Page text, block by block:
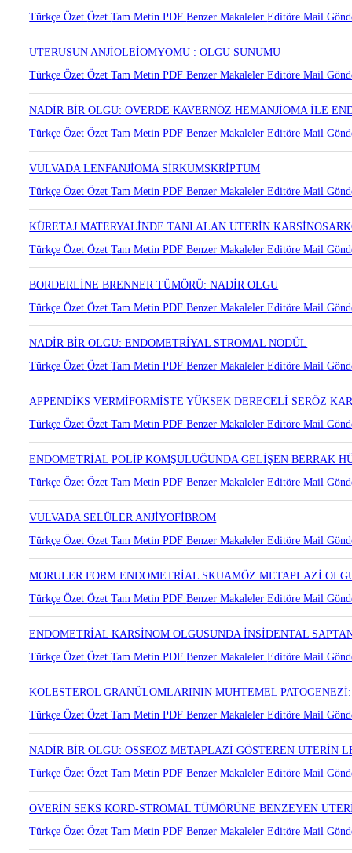
SERVİKSTE KAVERNÖZ HEMANJİOM
Türkçe ÖzetÖzetTam MetinPDFBenzer MakalelerEditöre Mail
UTERUSUN ANJİOLEİOMYOMU : OLGU SUNUMU
Türkçe ÖzetÖzetTam MetinPDFBenzer MakalelerEditöre Mail
NADİR BİR OLGU: OVERDE KAVERNÖZ HEMANJİOMA İLE
Türkçe ÖzetÖzetTam MetinPDFBenzer Makaleler
VULVADA LENFANJİOMA SİRKUMSKRİPTUM
Türkçe ÖzetÖzetTam MetinPDFBenzer MakalelerEditöre Mail
KÜRETAJ MATERYALİNDE TANI ALAN UTERİN
Türkçe ÖzetÖzetTam MetinPDFBenzer MakalelerEditöre Mail
BORDERLİNE BRENNER TÜMÖRÜ: NADİR OLGU
Türkçe ÖzetÖzetTam MetinPDFBenzer MakalelerEditöre Mail
NADİR BİR OLGU: ENDOMETRİYAL STROMAL NODÜL
Türkçe ÖzetÖzetTam MetinPDFBenzer MakalelerEditöre Mail
APPENDİKS VERMİFORMİSTE YÜKSEK DERECELİ SERÖZ
Türkçe ÖzetÖzetTam MetinPDFBenzer MakalelerEditöre Mail
ENDOMETRİAL POLİP KOMŞULUĞUNDA GELİŞEN BERRAK
Türkçe ÖzetÖzetTam MetinPDFBenzer Makaleler
VULVADA SELÜLER ANJİYOFİBROM
Türkçe ÖzetÖzetTam MetinPDFBenzer MakalelerEditöre Mail
MORULER FORM ENDOMETRİAL SKUAMÖZ METAPLAZİ
Türkçe ÖzetÖzetTam MetinPDFBenzer MakalelerEditöre Mail
ENDOMETRİAL KARSİNOM OLGUSUNDA İNSİDENTAL
Türkçe ÖzetÖzetTam MetinPDFBenzer MakalelerEditöre Mail
KOLESTEROL GRANÜLOMLARININ MUHTEMEL
Türkçe ÖzetÖzetTam MetinPDFBenzer MakalelerEditöre Mail
NADİR BİR OLGU: OSSEOZ METAPLAZİ GÖSTEREN UTERİN
Türkçe ÖzetÖzetTam MetinPDFBenzer MakalelerEditöre Mail
OVERİN SEKS KORD-STROMAL TÜMÖRÜNE BENZEYEN